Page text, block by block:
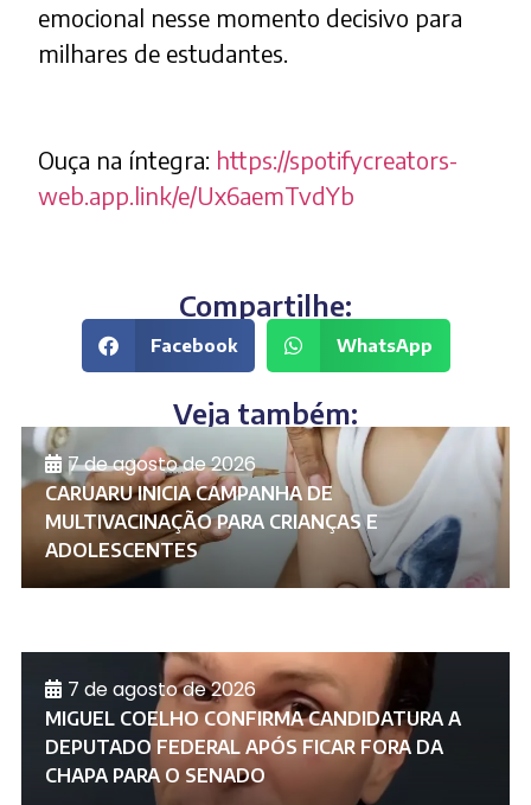
emocional nesse momento decisivo para
milhares de estudantes.
Ouça na íntegra: https://spotifycreators-
web.app.link/e/Ux6aemTvdYb
Compartilhe:
Facebook WhatsApp
Veja também:
7 de agosto de 2026
CARUARU INICIA CAMPANHA DE
MULTIVACINAÇÃO PARA CRIANÇAS E
ADOLESCENTES
7 de agosto de 2026
MIGUEL COELHO CONFIRMA CANDIDATURA A
DEPUTADO FEDERAL APÓS FICAR FORA DA
CHAPA PARA O SENADO